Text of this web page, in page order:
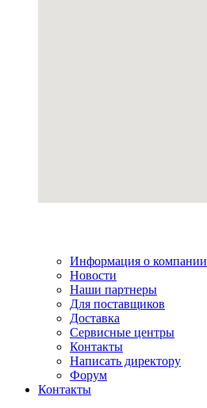
Информация о компании
Новости
Наши партнеры
Для поставщиков
Доставка
Сервисные центры
Контакты
Написать директору
Форум
Контакты